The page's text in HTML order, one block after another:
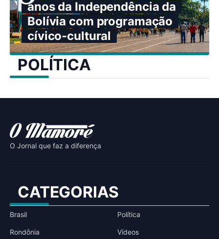
anos da Independência da
Bolívia com programação
cívico-cultural
POLÍTICA
O Jornal que faz a diferença
CATEGORIAS
Brasil Política
Rondônia Vídeos